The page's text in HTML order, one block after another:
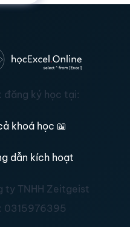
đăng ký học tại:
khoá học 📖
dẫn kích hoạt
ty TNHH Zeitgeist
0315976395